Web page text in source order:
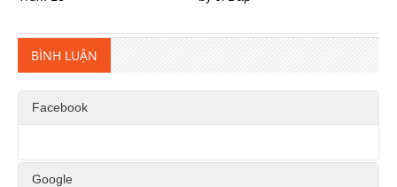
BÌNH LUẬN
Facebook
Google